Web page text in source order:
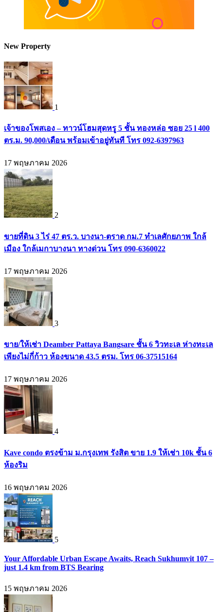
New Property
1
เจ้าของโพสเอง – ทาวน์โฮมสุดหรู 5 ชั้น ทองหล่อ ซอย 25 l 400
ตร.ม. 90,000/เดือน พร้อมเข้าอยู่ทันที โทร 092-6397963
17 พฤษภาคม 2026
2
ขายที่ดิน 3 ไร่ 47 ตร.ว. บางนา-ตราด กม.7 ทำเลศักยภาพ ใกล้
เมือง ใกล้เมกาบางนา ทางด่วน โทร 090-6360022
17 พฤษภาคม 2026
3
ขาย/ให้เช่า Deamber Pattaya Bangsare ชั้น 6 วิวทะเล ห่างทะเล
เพียงไม่กี่ก้าว ห้องขนาด 43.5 ตรม. โทร 06-37515164
17 พฤษภาคม 2026
4
Kave condo ตรงข้าม ม.กรุงเทพ รังสิต ขาย 1.9 ให้เช่า 10k ชั้น 6
ห้องริม
16 พฤษภาคม 2026
5
Your Affordable Urban Escape Awaits, Reach Sukhumvit 107 –
just 1.4 km from BTS Bearing
15 พฤษภาคม 2026